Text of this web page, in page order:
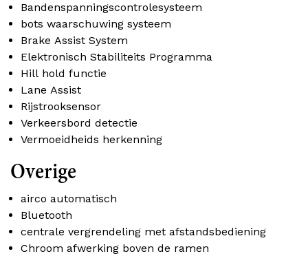
Bandenspanningscontrolesysteem
bots waarschuwing systeem
Brake Assist System
Elektronisch Stabiliteits Programma
Hill hold functie
Lane Assist
Rijstrooksensor
Verkeersbord detectie
Vermoeidheids herkenning
Overige
airco automatisch
Bluetooth
centrale vergrendeling met afstandsbediening
Chroom afwerking boven de ramen